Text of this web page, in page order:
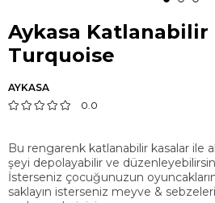
Aykasa Katlanabilir
Turquoise
AYKASA
0.0
Bu rengarenk katlanabilir kasalar ile
şeyi depolayabilir ve
İsterseniz çocuğunuzun
saklayın isterseniz meyve &